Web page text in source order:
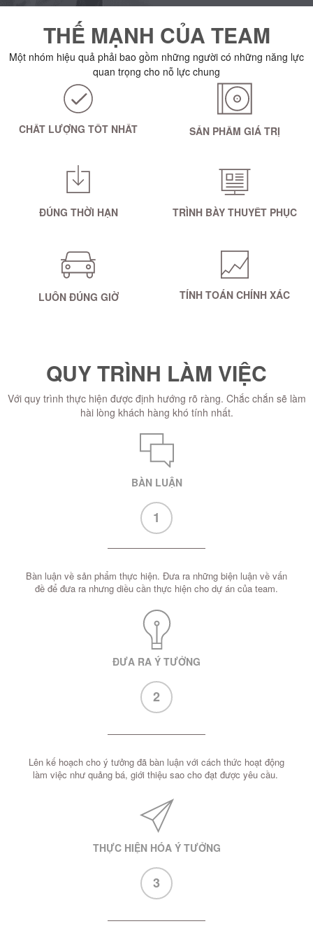
THẾ MẠNH CỦA TEAM
Một nhóm hiệu quả phải bao gồm những người có những năng lực
quan trọng cho nỗ lực chung
CHẤT LƯỢNG TỐT NHẤT SẢN PHẨM GIÁ TRỊ
ĐÚNG THỜI HẠN TRÌNH BÀY THUYẾT PHỤC
LUÔN ĐÚNG GIỜ TÍNH TOÁN CHÍNH XÁC
QUY TRÌNH LÀM VIỆC
Với quy trình thực hiện được định hướng rõ ràng. Chắc chắn sẽ làm
hài lòng khách hàng khó tính nhất.
BÀN LUẬN
1
Bàn luận về sản phẩm thực hiện. Đưa ra những biện luận về vấn
đề để đưa ra nhưng diều cần thực hiện cho dự án của team.
ĐƯA RA Ý TƯỞNG
2
Lên kế hoạch cho ý tưởng đã bàn luận với cách thức hoạt động
làm việc như quảng bá, giới thiệu sao cho đạt được yêu cầu.
THỰC HIỆN HÓA Ý TƯỞNG
3